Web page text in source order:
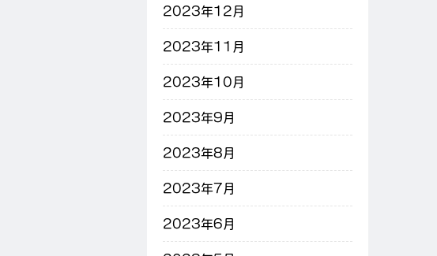
2023年12月
2023年11月
2023年10月
2023年9月
2023年8月
2023年7月
2023年6月